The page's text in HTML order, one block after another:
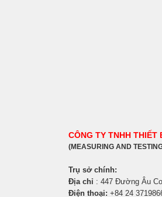
CÔNG TY TNHH
(MEASURING AND
Trụ sở chính:
Địa chỉ : 447 Đường Âu
Điện thoại: +84 24